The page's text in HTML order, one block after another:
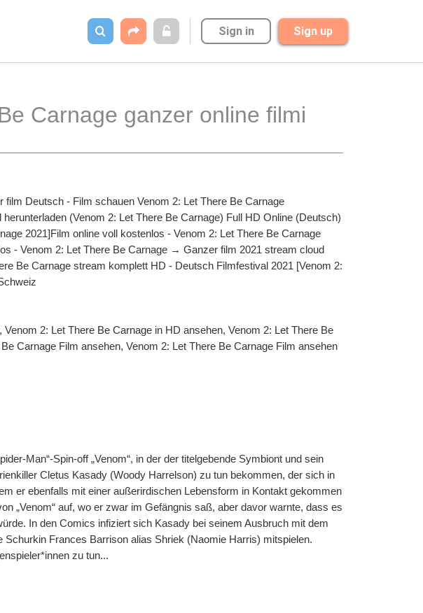
Sign in Sign up
Carnage ganzer online filmi
film Deutsch - Film schauen Venom 2: Let There Be Carnage
(Venom 2: Let There Be Carnage) Full HD Online (Deutsch)
2021]Film online voll kostenlos - Venom 2: Let There Be Carnage
- Venom 2: Let There Be Carnage → Ganzer film 2021 stream cloud
Be Carnage stream komplett HD - Deutsch Filmfestival 2021 [Venom 2:
2: Let There Be Carnage in HD ansehen, Venom 2: Let There Be
Carnage Film ansehen, Venom 2: Let There Be Carnage Film ansehen
Cletus Kasady (Woody Harrelson) zu tun bekommen, der sich in
er ebenfalls mit einer außerirdischen Lebensform in Kontakt gekommen
„Venom“ auf, wo er zwar im Gefängnis saß, aber davor warnte, dass es
In den Comics infiziert sich Kasady bei seinem Ausbruch mit dem
Frances Barrison alias Shriek (Naomie Harris) mitspielen.
zu tun...